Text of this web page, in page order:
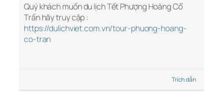
Quý khách muốn du lịch Tết Phượng Hoàng Cổ
Trấn hãy truy cập :
https://dulichviet.com.vn/tour-phuong-hoang-
co-tran
Trích dẫn